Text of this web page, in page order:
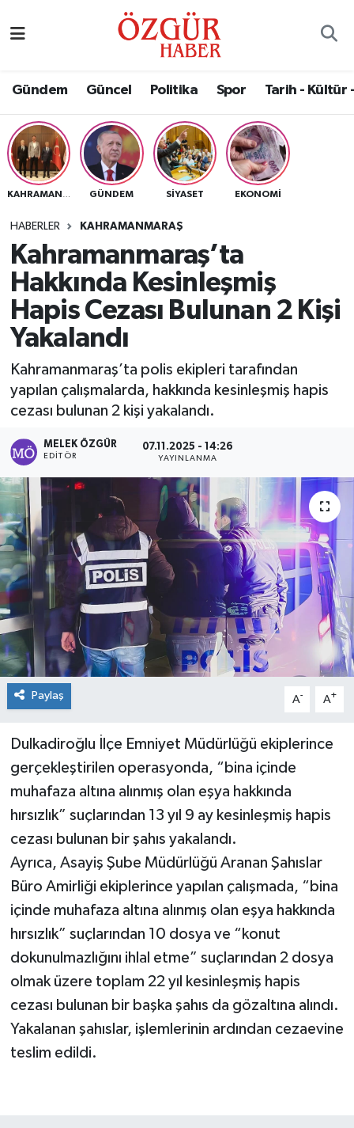
Gündem Güncel Politika Spor Tarih - Kültür
GÜNDEM SIYASET EKONOMI
HABERLER KAHRAMANMARAŞ
Kahramanmaraş’ta
Hakkında Kesinleşmiş
Hapis Cezası Bulunan 2 Kişi
Yakalandı
Kahramanmaraş’ta polis ekipleri tarafından
yapılan çalışmalarda, hakkında kesinleşmiş hapis
cezası bulunan 2 kişi yakalandı.
MELEK ÖZGÜR
EDITÖR
07.11.2025 - 14:26
YAYINLANMA
Paylaş A- A+
Dulkadiroğlu İlçe Emniyet Müdürlüğü ekiplerince
gerçekleştirilen operasyonda, “bina içinde
muhafaza altına alınmış olan eşya hakkında
hırsızlık” suçlarından 13 yıl 9 ay kesinleşmiş hapis
cezası bulunan bir şahıs yakalandı.
Ayrıca, Asayiş Şube Müdürlüğü Aranan Şahıslar
Büro Amirliği ekiplerince yapılan çalışmada, “bina
içinde muhafaza altına alınmış olan eşya hakkında
hırsızlık” suçlarından 10 dosya ve “konut
dokunulmazlığını ihlal etme” suçlarından 2 dosya
olmak üzere toplam 22 yıl kesinleşmiş hapis
cezası bulunan bir başka şahıs da gözaltına alındı.
Yakalanan şahıslar, işlemlerinin ardından cezaevine
teslim edildi.
Eğitim
Ekonomi
Güncel
Gündem
Magazin
Politika
Sağlık
Tarih - Kültür - Sanat - Turizm
Yaşam
Nöbetçi Eczaneler
Namaz Vakitleri
Trafik Durumu
Süper Lig Puan Durumu ve Fikstür
Tüm Manşetler
Son Dakika Haberleri
Haber Arşivi